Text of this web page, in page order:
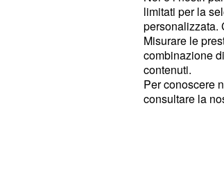
di lasciare il
un'espressione
tra le mani e
Paolo, Maurizio
per qualche
quale
sembrerebbe
limitati per la
personalizzata.
Misurare le
combinazione
contenuti.
Per conoscere
consultare la